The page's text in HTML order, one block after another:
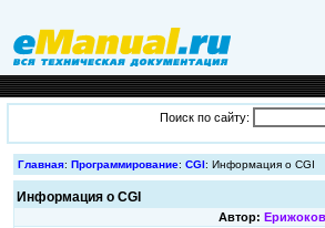
Поиск по сайту:
Главная: Программирование: CGI: Информация о CGI
Информация о CGI
Автор: